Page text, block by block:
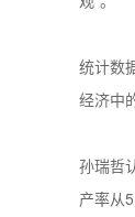
统计数
经济中
孙瑞哲
产率从